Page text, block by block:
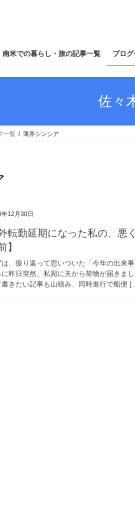
南米での暮らし・旅の記事一覧 ブロ
佐々
一覧 薄井シンシア
12月30日
転勤延期になった私の、悪
】
は、振り返って思いついた「今年の出来
に昨日突然、私宛に夫から荷物が届きま
書きたい記事も山積み、同時進行で船便